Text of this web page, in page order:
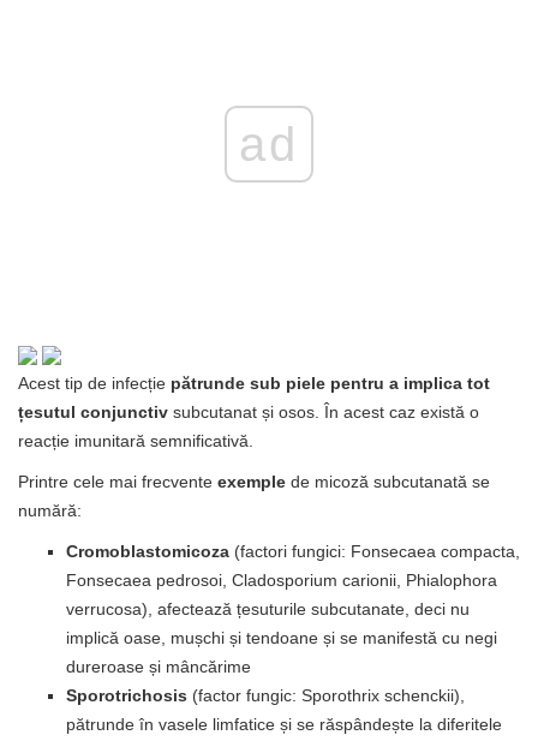
ad
Acest tip de infecție pătrunde sub piele pentru a implica tot
țesutul conjunctiv subcutanat și osos. În acest caz există o
reacție imunitară semnificativă.
Printre cele mai frecvente exemple de micoză subcutanată se
numără:
Cromoblastomicoza (factori fungici: Fonsecaea compacta,
Fonsecaea pedrosoi, Cladosporium carionii, Phialophora
verrucosa), afectează țesuturile subcutanate, deci nu
implică oase, mușchi și tendoane și se manifestă cu negi
dureroase și mâncărime
Sporotrichosis (factor fungic: Sporothrix schenckii),
pătrunde în vasele limfatice și se răspândește la diferitele